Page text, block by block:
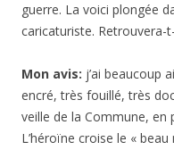
guerre. La voici plongée
caricaturiste. Retrouvera-
Mon avis: j’ai beaucoup
encré, très fouillé, très
veille de la Commune, en
L’héroïne croise le «